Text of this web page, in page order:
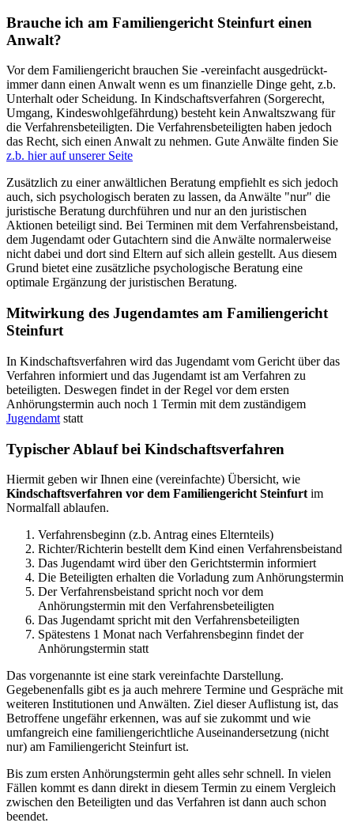
Brauche ich am Familiengericht Steinfurt einen
Anwalt?
Vor dem Familiengericht brauchen Sie -vereinfacht ausgedrückt-
immer dann einen Anwalt wenn es um finanzielle Dinge geht, z.b.
Unterhalt oder Scheidung. In Kindschaftsverfahren (Sorgerecht,
Umgang, Kindeswohlgefährdung) besteht kein Anwaltszwang für
die Verfahrensbeteiligten. Die Verfahrensbeteiligten haben jedoch
das Recht, sich einen Anwalt zu nehmen. Gute Anwälte finden Sie
z.b. hier auf unserer Seite
Zusätzlich zu einer anwältlichen Beratung empfiehlt es sich jedoch
auch, sich psychologisch beraten zu lassen, da Anwälte "nur" die
juristische Beratung durchführen und nur an den juristischen
Aktionen beteiligt sind. Bei Terminen mit dem Verfahrensbeistand,
dem Jugendamt oder Gutachtern sind die Anwälte normalerweise
nicht dabei und dort sind Eltern auf sich allein gestellt. Aus diesem
Grund bietet eine zusätzliche psychologische Beratung eine
optimale Ergänzung der juristischen Beratung.
Mitwirkung des Jugendamtes am Familiengericht
Steinfurt
In Kindschaftsverfahren wird das Jugendamt vom Gericht über das
Verfahren informiert und das Jugendamt ist am Verfahren zu
beteiligten. Deswegen findet in der Regel vor dem ersten
Anhörungstermin auch noch 1 Termin mit dem zuständigem
Jugendamt statt
Typischer Ablauf bei Kindschaftsverfahren
Hiermit geben wir Ihnen eine (vereinfachte) Übersicht, wie
Kindschaftsverfahren vor dem Familiengericht Steinfurt im
Normalfall ablaufen.
Verfahrensbeginn (z.b. Antrag eines Elternteils)
Richter/Richterin bestellt dem Kind einen Verfahrensbeistand
Das Jugendamt wird über den Gerichtstermin informiert
Die Beteiligten erhalten die Vorladung zum Anhörungstermin
Der Verfahrensbeistand spricht noch vor dem
Anhörungstermin mit den Verfahrensbeteiligten
Das Jugendamt spricht mit den Verfahrensbeteiligten
Spätestens 1 Monat nach Verfahrensbeginn findet der
Anhörungstermin statt
Das vorgenannte ist eine stark vereinfachte Darstellung.
Gegebenenfalls gibt es ja auch mehrere Termine und Gespräche mit
weiteren Institutionen und Anwälten. Ziel dieser Auflistung ist, das
Betroffene ungefähr erkennen, was auf sie zukommt und wie
umfangreich eine familiengerichtliche Auseinandersetzung (nicht
nur) am Familiengericht Steinfurt ist.
Bis zum ersten Anhörungstermin geht alles sehr schnell. In vielen
Fällen kommt es dann direkt in diesem Termin zu einem Vergleich
zwischen den Beteiligten und das Verfahren ist dann auch schon
beendet.